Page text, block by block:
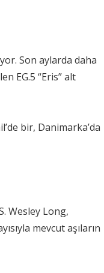
Son aylarda daha
EG.5 “Eris” alt
bir, Danimarka’da
Wesley Long,
mevcut aşıların